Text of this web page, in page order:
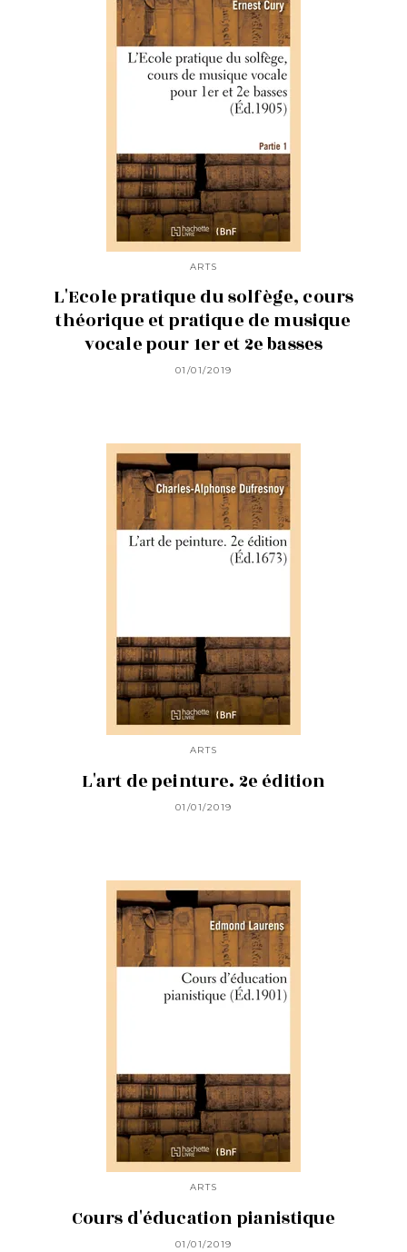
ARTS
L'Ecole pratique du solfège, cours
théorique et pratique de musique
vocale pour 1er et 2e basses
01/01/2019
ARTS
L'art de peinture. 2e édition
01/01/2019
ARTS
Cours d'éducation pianistique
01/01/2019